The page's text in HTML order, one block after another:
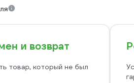
и возврат
товар, который не был